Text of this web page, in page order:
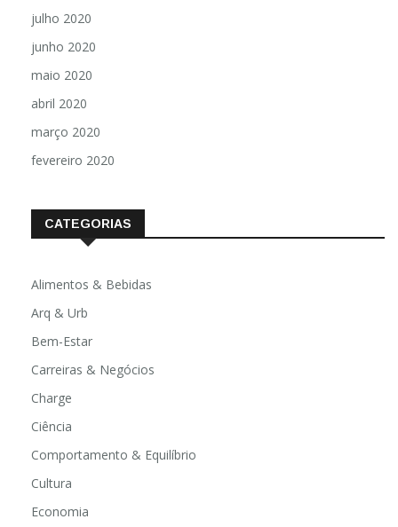
julho 2020
junho 2020
maio 2020
abril 2020
março 2020
fevereiro 2020
CATEGORIAS
Alimentos & Bebidas
Arq & Urb
Bem-Estar
Carreiras & Negócios
Charge
Ciência
Comportamento & Equilíbrio
Cultura
Economia